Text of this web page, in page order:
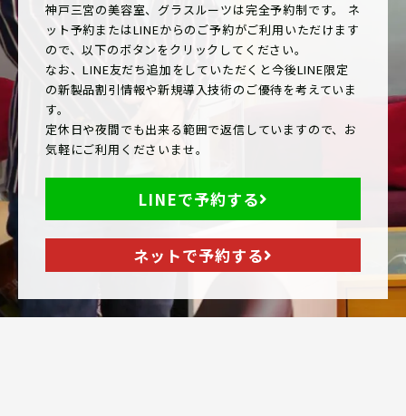
神戸三宮の美容室、グラスルーツは完全予約制です。 ネ
ット予約またはLINEからのご予約がご利用いただけます
ので、以下のボタンをクリックしてください。
なお、LINE友だち追加をしていただくと今後LINE限定
の新製品割引情報や新規導入技術のご優待を考えていま
す。
定休日や夜間でも出来る範囲で返信していますので、お
気軽にご利用くださいませ。
LINEで予約する
ネットで予約する